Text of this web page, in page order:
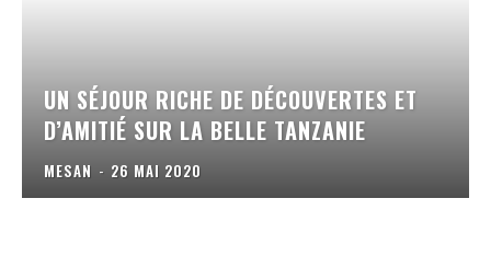
UN SÉJOUR RICHE DE DÉCOUVERTES ET
D’AMITIÉ SUR LA BELLE TANZANIE
MESAN - 26 MAI 2020